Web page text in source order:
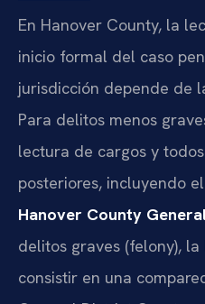
En Hanover County, la
inicio formal del caso
jurisdicción depende de
Para delitos menos
lectura de cargos y
posteriores, incluyendo
Hanover County
delitos graves (felony),
consistir en una